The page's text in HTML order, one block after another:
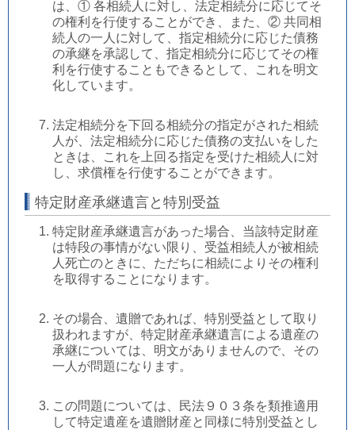
は、① 各相続人に対し、法定相続分に応じてそ
の権利を行使することができ、また、② 共同相
続人の一人に対して、指定相続分に応じた債務
の承継を承認して、指定相続分に応じてその権
利を行使することもできるとして、これを明文
化しています。
法定相続分を下回る相続分の指定がされた相続
人が、法定相続分に応じた債務の支払いをした
ときは、これを上回る指定を受けた相続人に対
し、求償権を行使することができます。
特定財産承継遺言と特別受益
特定財産承継遺言があった場合、当該特定財産
は特段の事情がない限り、受益相続人が被相続
人死亡のときに、ただちに相続によりその権利
を取得することになります。
その場合、遺贈であれば、特別受益として取り
扱われますが、特定財産承継遺言による遺産の
承継については、明文がありませんので、その
一人が問題になります。
この問題については、民法９０３条を類推適用
して特定遺産を遺贈財産と同様に特別受益とし